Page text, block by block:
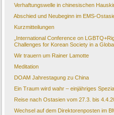
Verhaftungswelle in chinesischen
Abschied und Neubeginn im EMS-
Kurzmitteilungen
„International Conference on
Challenges for Korean Society in a
Wir trauern um Rainer Lamotte
Meditation
DOAM Jahrestagung zu China
Ein Traum wird wahr – einjähriges
Reise nach Ostasien vom 27.3. bis
Wechsel auf dem Direktorenposten im